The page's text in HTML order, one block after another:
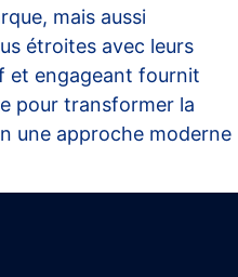
mais aussi
étroites avec leurs
et engageant fournit
pour transformer la
une approche moderne